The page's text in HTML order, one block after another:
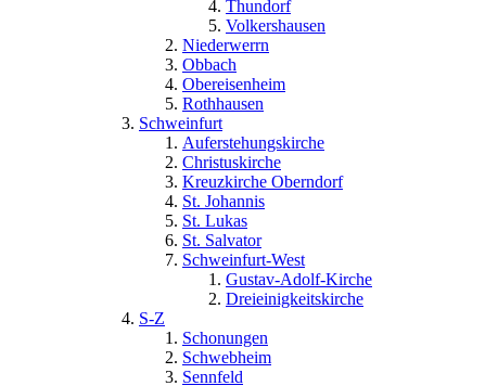
Thundorf
Volkershausen
Niederwerrn
Obbach
Obereisenheim
Rothhausen
Schweinfurt
Auferstehungskirche
Christuskirche
Kreuzkirche Oberndorf
St. Johannis
St. Lukas
St. Salvator
Schweinfurt-West
Gustav-Adolf-Kirche
Dreieinigkeitskirche
S-Z
Schonungen
Schwebheim
Sennfeld